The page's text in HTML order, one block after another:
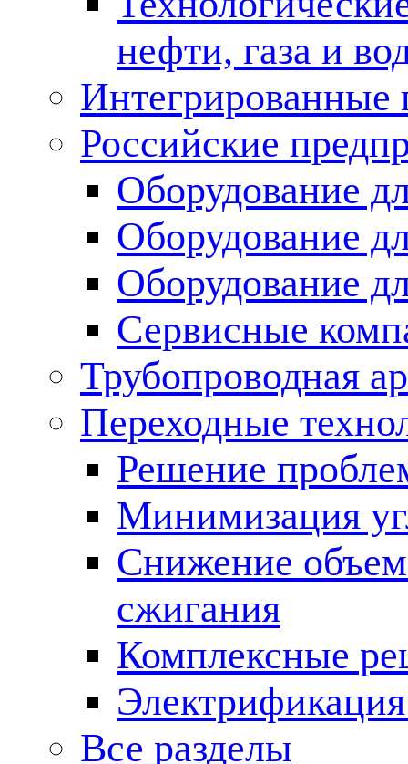
нефти, газа и
Российские
Оборудование
Оборудование
Оборудование
Сервисные
Трубопроводная
Переходные
Решение
Минимизация
Снижение
сжигания
Комплексные
Все разделы